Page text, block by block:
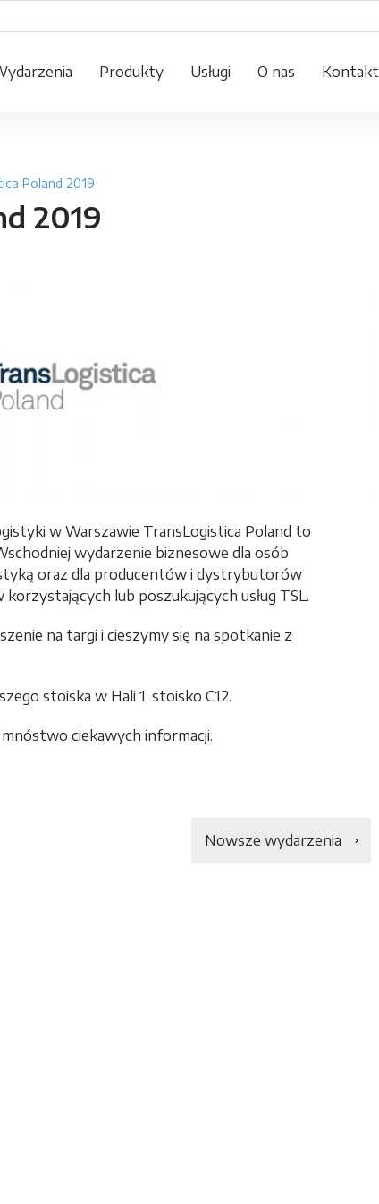
Produkty Usługi O nas Kontakt
Poland 2019
2019
w Warszawie TransLogistica Poland to
wydarzenie biznesowe dla osób
oraz dla producentów i dystrybutorów
lub poszukujących usług TSL.
na targi i cieszymy się na spotkanie z
stoiska w Hali 1, stoisko C12.
mnóstwo ciekawych informacji.
Nowsze wydarzenia